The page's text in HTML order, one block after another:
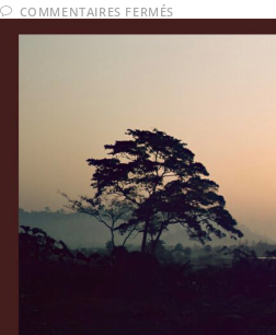
COMMENTAIRES FERMÉS